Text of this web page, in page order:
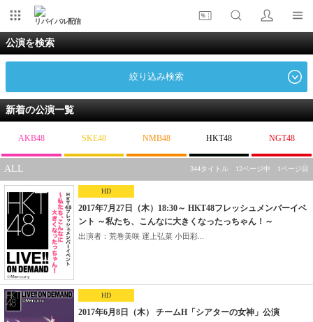
リバイバル配信
公演を検索
絞り込み検索
新着の公演一覧
AKB48 SKE48 NMB48 HKT48 NGT48
ALL 344タイトル 12ページ中 1ページ目
HD
2017年7月27日（木）18:30～ HKT48フレッシュメンバーイベ
ント ～私たち、こんなに大きくなったっちゃん！～
出演者：荒巻美咲 運上弘菜 小田彩...
HD
2017年6月8日（木） チームH「シアターの女神」公演